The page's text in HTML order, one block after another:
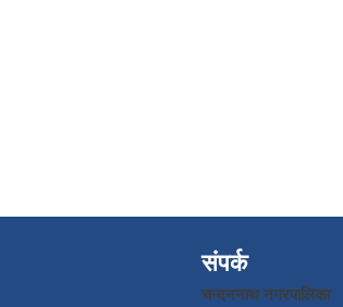
संपर्क
चन्दननाथ नगरपालिका